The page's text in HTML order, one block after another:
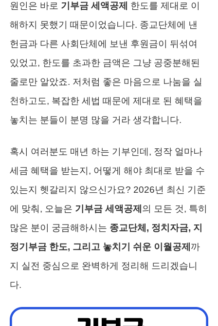
원인은 바로 기부금 세액공제
한도를 제대로 이
해하지 못했기 때문이었습니다. 종교단체에 낸
헌금과 다른 사회단체에 보낸 후원금이 뒤섞여
있었고, 한도를 초과한 금액은 그냥 공중분해된
줄로만 알았죠. 저처럼 좋은 마음으로 나눔을 실
천하고도, 복잡한 세법 때문에 제대로 된 혜택을
놓치는 분들이 분명 많을 거라 생각합니다.
혹시 여러분도 매년 하는 기부인데, 정작 얼마나
세금 혜택을 받는지, 어떻게 해야 최대로 받을 수
있는지 헷갈리지 않으신가요? 2026년 최신 기준
에 맞춰, 오늘은 기부금 세액공제 의 모든 것, 특히
많은 분이 궁금해하시는 종교단체, 정치자금, 지
정기부금 한도, 그리고 놓치기 쉬운 이월공제 까
지 실전 중심으로 완벽하게 정리해 드리겠습니
다.